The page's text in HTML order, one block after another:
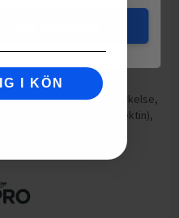
g
(Parmigiano
salt, modifierad stärkelse,
(fruktkärnmjöl, pektin),
syrningskultur.
I KÖN